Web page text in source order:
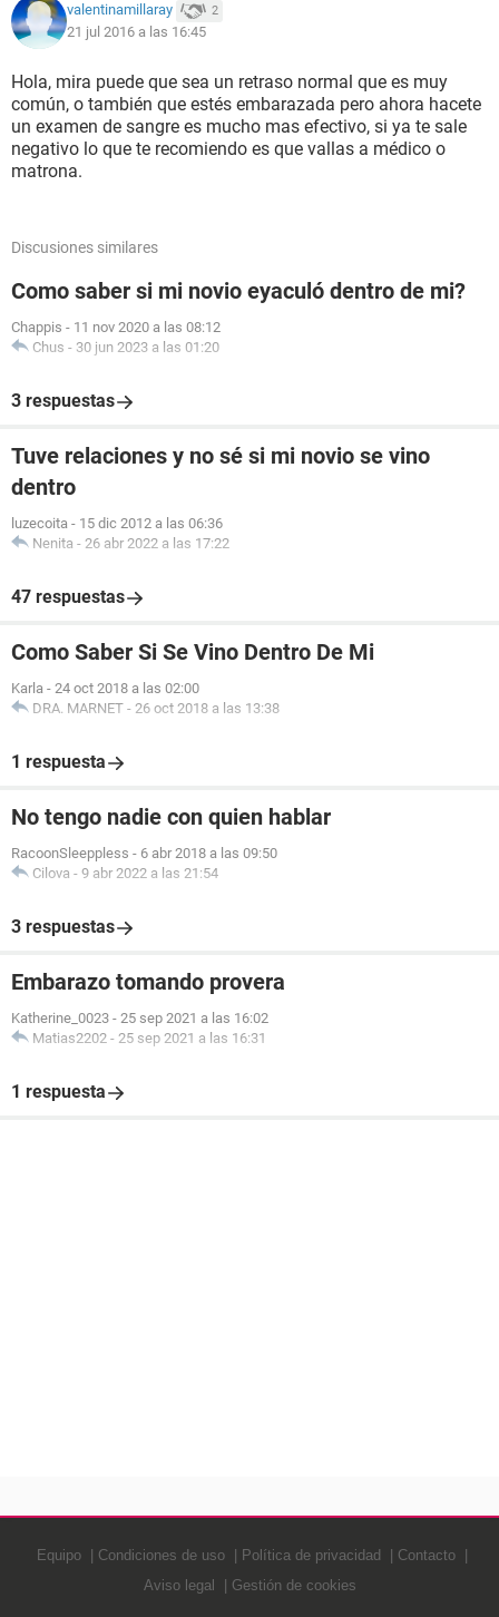
valentinamillaray 2
21 jul 2016 a las 16:45
Hola, mira puede que sea un retraso normal que es muy
común, o también que estés embarazada pero ahora hacete
un examen de sangre es mucho mas efectivo, si ya te sale
negativo lo que te recomiendo es que vallas a médico o
matrona.
Discusiones similares
Como saber si mi novio eyaculó dentro de mi?
Chappis - 11 nov 2020 a las 08:12
Chus - 30 jun 2023 a las 01:20
3 respuestas
Tuve relaciones y no sé si mi novio se vino
dentro
luzecoita - 15 dic 2012 a las 06:36
Nenita - 26 abr 2022 a las 17:22
47 respuestas
Como Saber Si Se Vino Dentro De Mi
Karla - 24 oct 2018 a las 02:00
DRA. MARNET - 26 oct 2018 a las 13:38
1 respuesta
No tengo nadie con quien hablar
RacoonSleeppless - 6 abr 2018 a las 09:50
Cilova - 9 abr 2022 a las 21:54
3 respuestas
Embarazo tomando provera
Katherine_0023 - 25 sep 2021 a las 16:02
Matias2202 - 25 sep 2021 a las 16:31
1 respuesta
Equipo Condiciones de uso Política de privacidad
Contacto
Aviso legal
Gestión de cookies